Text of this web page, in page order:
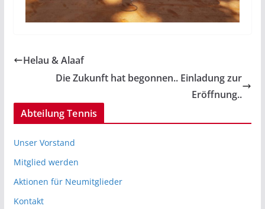
Helau & Alaaf
Die Zukunft hat begonnen.. Einladung zur
Eröffnung..
Abteilung Tennis
Unser Vorstand
Mitglied werden
Aktionen für Neumitglieder
Kontakt